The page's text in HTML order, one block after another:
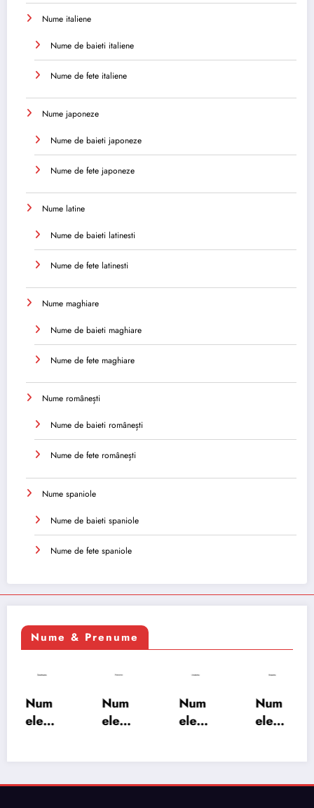
Nume italiene
Nume de baieti italiene
Nume de fete italiene
Nume japoneze
Nume de baieti japoneze
Nume de fete japoneze
Nume latine
Nume de baieti latinesti
Nume de fete latinesti
Nume maghiare
Nume de baieti maghiare
Nume de fete maghiare
Nume românești
Nume de baieti românești
Nume de fete românești
Nume spaniole
Nume de baieti spaniole
Nume de fete spaniole
Nume & Prenume
Num
ele
semn
Num
ele
semn
Num
ele
semn
Num
ele
ificați